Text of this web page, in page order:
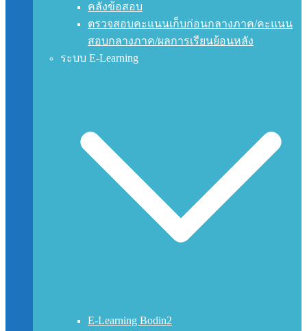
คลังข้อสอบ
ตรวจสอบคะแนนเก็บก่อนกลางภาค/คะแนน
สอบกลางภาค/ผลการเรียนย้อนหลัง
ระบบ E-Learning
E-Learning Bodin2